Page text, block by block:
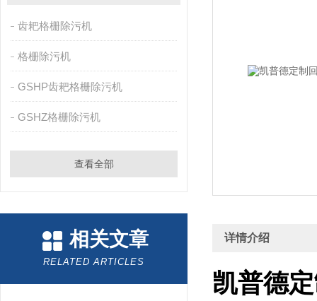
齿耙格栅除污机
格栅除污机
GSHP齿耙格栅除污机
GSHZ格栅除污机
查看全部
相关文章
RELATED ARTICLES
详情介绍
凯普德